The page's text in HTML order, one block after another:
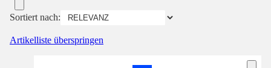
Sortiert nach:
Artikelliste überspringen